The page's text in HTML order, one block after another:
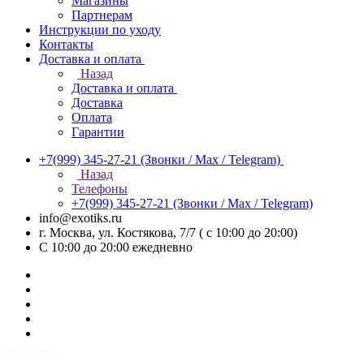
Партнерам
Инструкции по уходу
Контакты
Доставка и оплата
Назад
Доставка и оплата
Доставка
Оплата
Гарантии
+7(999) 345-27-21 (Звонки / Max / Telegram)
Назад
Телефоны
+7(999) 345-27-21 (Звонки / Max / Telegram)
info@exotiks.ru
г. Москва, ул. Костякова, 7/7 ( с 10:00 до 20:00)
С 10:00 до 20:00 ежедневно